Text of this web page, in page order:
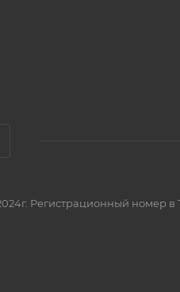
Регистрационный номер в